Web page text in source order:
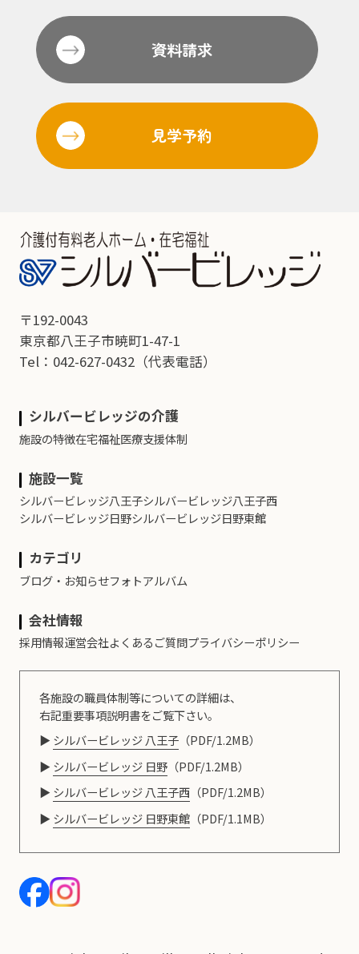
資料請求
見学予約
〒192-0043
東京都八王子市暁町1-47-1
Tel：042-627-0432（代表電話）
シルバービレッジの介護
施設の特徴在宅福祉医療支援体制
施設一覧
シルバービレッジ八王子シルバービレッジ八王子西
シルバービレッジ日野シルバービレッジ日野東館
カテゴリ
ブログ・お知らせフォトアルバム
会社情報
採用情報運営会社よくあるご質問プライバシーポリシー
各施設の職員体制等についての詳細は、
右記重要事項説明書をご覧下さい。
シルバービレッジ 八王子（PDF/1.2MB）
シルバービレッジ 日野（PDF/1.2MB）
シルバービレッジ 八王子西（PDF/1.2MB）
シルバービレッジ 日野東館（PDF/1.1MB）